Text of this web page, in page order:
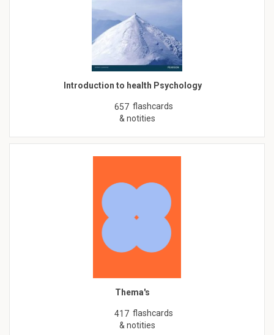
Introduction to health Psychology
657 flashcards
& notities
Thema's
417 flashcards
& notities